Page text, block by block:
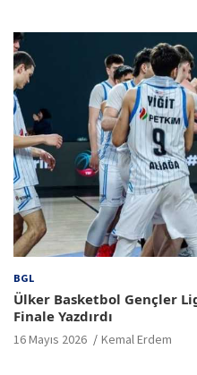
BGL
Ülker Basketbol Gençler
Finale Yazdırdı
16 Mayıs 2026 Kemal Erdem